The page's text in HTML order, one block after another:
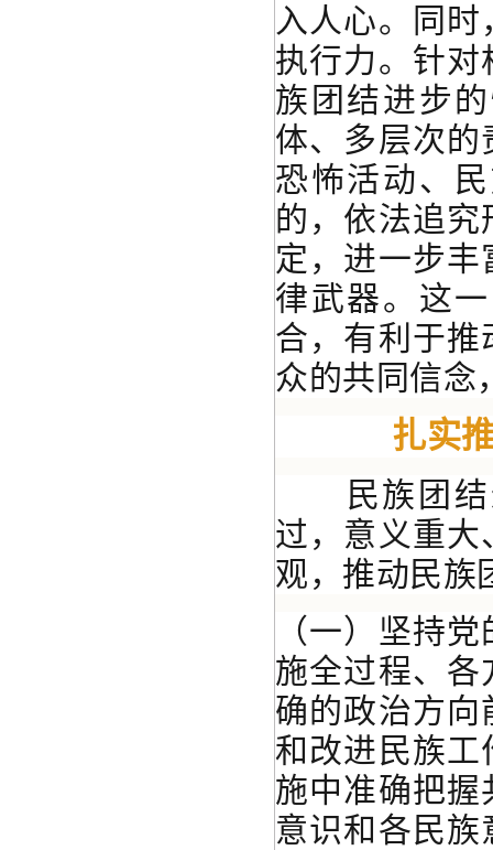
入人心。同
执行力。针
族团结进步
体、多层次
恐怖活动、
的，依法追
定，进一步
律武器。这
合，有利于
众的共同信念
扎实
民族团结
过，意义重
观，推动民族
（一）坚持
施全过程、
确的政治方
和改进民族
施中准确把
意识和各民